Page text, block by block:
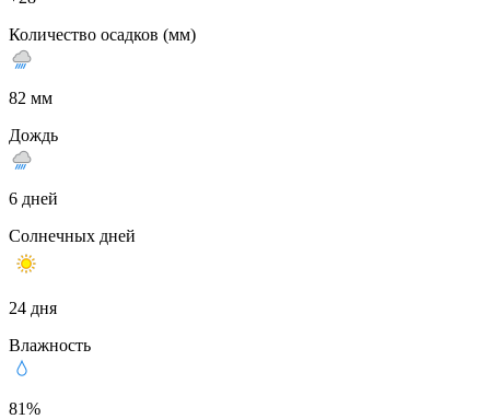
Количество осадков (мм)
82 мм
Дождь
6 дней
Солнечных дней
24 дня
Влажность
81%